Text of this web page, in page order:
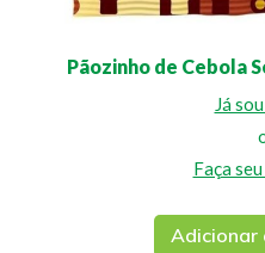
Pãozinho de Cebola
Já
Faça
Adicionar